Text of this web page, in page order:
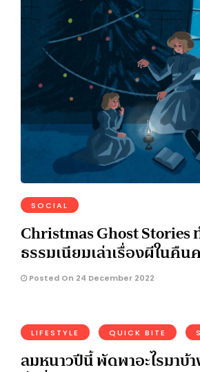
SOCIAL
Christmas Ghost Stories
ธรรมเนียมเล่าเรื่องผีในคืน
Posted On 24 December 2022
LIFESTYLE QUICK BITE
ลมหนาวปีนี้ พัดพาอะไรมาบ้